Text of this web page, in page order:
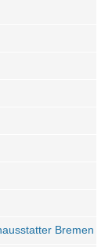
Bremen